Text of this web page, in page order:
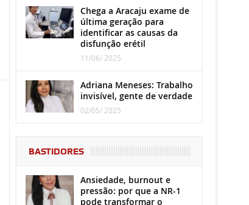
Chega a Aracaju exame de
última geração para
identificar as causas da
disfunção erétil
11/06/ 2025
Adriana Meneses: Trabalho
invisível, gente de verdade
02/05/ 2025
BASTIDORES
Ansiedade, burnout e
pressão: por que a NR-1
pode transformar o